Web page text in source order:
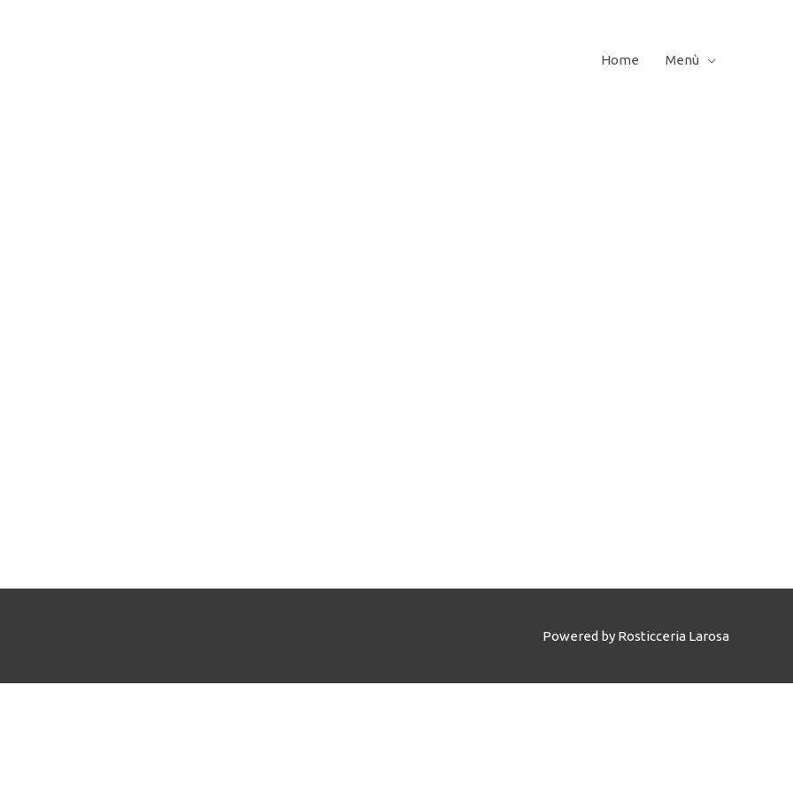
Home Menù
Powered by Rosticceria Larosa